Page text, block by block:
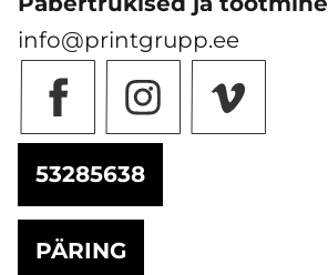
info@printgrupp.ee
53285638
PÄRING